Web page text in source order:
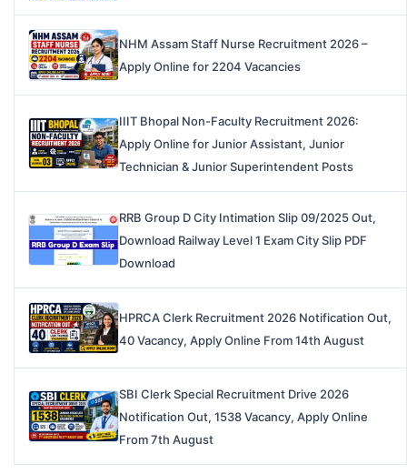
NHM Assam Staff Nurse Recruitment 2026 –
Apply Online for 2204 Vacancies
IIIT Bhopal Non-Faculty Recruitment 2026:
Apply Online for Junior Assistant, Junior
Technician & Junior Superintendent Posts
RRB Group D City Intimation Slip 09/2025 Out,
Download Railway Level 1 Exam City Slip PDF
Download
HPRCA Clerk Recruitment 2026 Notification Out,
40 Vacancy, Apply Online From 14th August
SBI Clerk Special Recruitment Drive 2026
Notification Out, 1538 Vacancy, Apply Online
From 7th August